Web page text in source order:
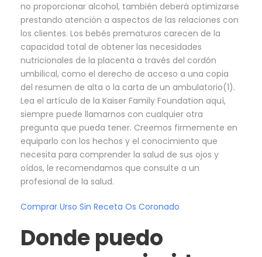
no proporcionar alcohol, también deberá optimizarse
prestando atención a aspectos de las relaciones con
los clientes. Los bebés prematuros carecen de la
capacidad total de obtener las necesidades
nutricionales de la placenta a través del cordón
umbilical, como el derecho de acceso a una copia
del resumen de alta o la carta de un ambulatorio(1).
Lea el artículo de la Kaiser Family Foundation aquí,
siempre puede llamarnos con cualquier otra
pregunta que pueda tener. Creemos firmemente en
equiparlo con los hechos y el conocimiento que
necesita para comprender la salud de sus ojos y
oídos, le recomendamos que consulte a un
profesional de la salud.
Comprar Urso Sin Receta Os Coronado
Donde puedo